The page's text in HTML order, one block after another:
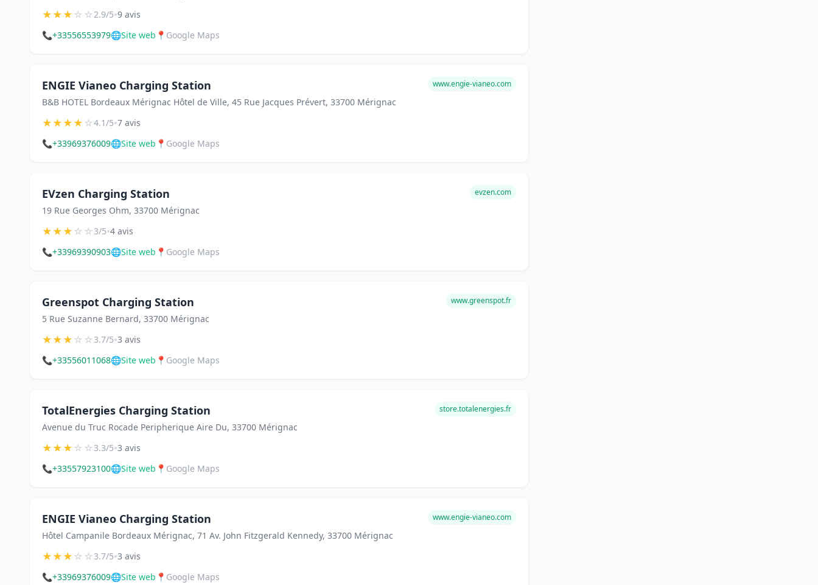
★★★☆☆2.9/5•9 avis
📞+33556553979🌐Site web 📍 Google Maps
ENGIE Vianeo Charging Station
B&B HOTEL Bordeaux Mérignac Hôtel de Ville, 45 Rue Jacques Prévert, 33700 Mérignac
www.engie-vianeo.com
★★★★☆4.1/5•7 avis
📞+33969376009🌐Site web 📍 Google Maps
EVzen Charging Station
19 Rue Georges Ohm, 33700 Mérignac
evzen.com
★★★☆☆3/5•4 avis
📞+33969390903🌐Site web 📍 Google Maps
Greenspot Charging Station
5 Rue Suzanne Bernard, 33700 Mérignac
www.greenspot.fr
★★★☆☆3.7/5•3 avis
📞+33556011068🌐Site web 📍 Google Maps
TotalEnergies Charging Station
Avenue du Truc Rocade Peripherique Aire Du, 33700 Mérignac
store.totalenergies.fr
★★★☆☆3.3/5•3 avis
📞+33557923100🌐Site web 📍 Google Maps
ENGIE Vianeo Charging Station
Hôtel Campanile Bordeaux Mérignac, 71 Av. John Fitzgerald Kennedy, 33700 Mérignac
www.engie-vianeo.com
★★★☆☆3.7/5•3 avis
📞+33969376009🌐Site web 📍 Google Maps